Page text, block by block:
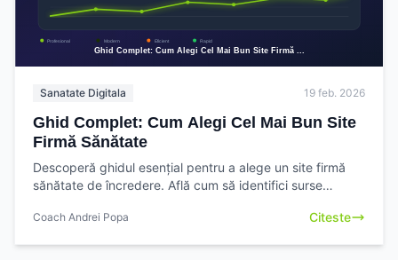
Sanatate Digitala 19 feb. 2026
Ghid Complet: Cum Alegi Cel Mai Bun Site
Firmă Sănătate
Descoperă ghidul esențial pentru a alege un site firmă
sănătate de încredere. Află cum să identifici surse
Coach Andrei Popa Citeste